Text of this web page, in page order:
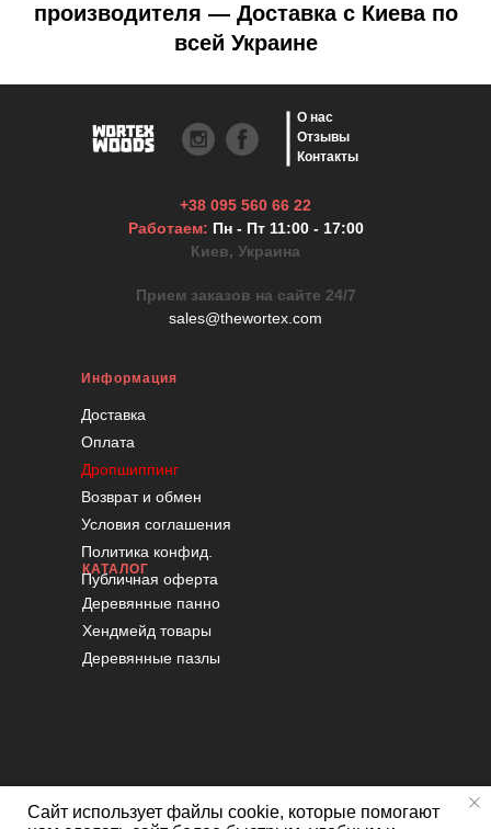
производителя — Доставка с Киева по
всей Украине
Информация
Доставка
Оплата
Дропшиппинг
Возврат и обмен
Условия соглашения
Политика конфид.
Публичная оферта
КАТАЛОГ
Деревянные панно
Хендмейд товары
Деревянные пазлы
+38 095 560 66 22
Работаем: Пн - Пт 11:00 - 17:00
Киев, Украина
Прием заказов на сайте 24/7
sales@thewortex.com
О нас
Отзывы
Контакты
Сайт использует файлы cookie, которые помогают